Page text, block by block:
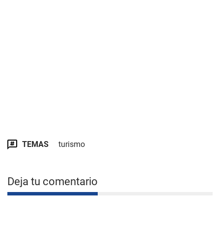
TEMAS turismo
Deja tu comentario